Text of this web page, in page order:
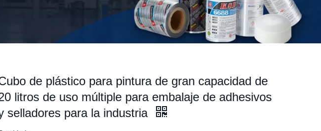
de plástico para pintura de gran capacidad de
litros de uso múltiple para embalaje de adhesivos
selladores para la industria